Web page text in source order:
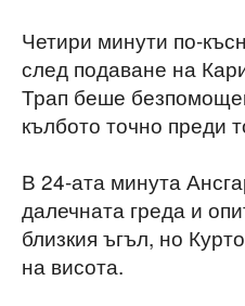
Четири минути по-
след подаване на
Трап беше
кълбото точно преди
В 24-ата минута
далечната греда и
близкия ъгъл, но
на висота.